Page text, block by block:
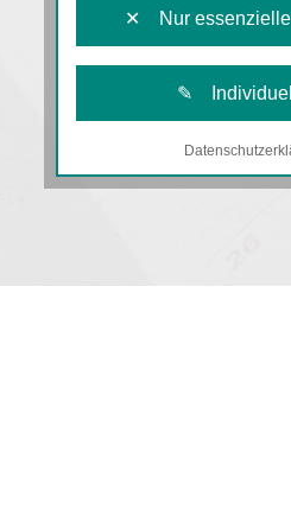
✕ Nur essenzielle
✎
Notwendige Cookies